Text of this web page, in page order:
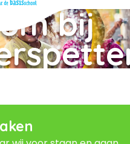
Laden... bij